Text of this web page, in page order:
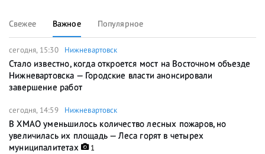
Свежее Важное Популярное
сегодня, 15:30 Нижневартовск
Стало известно, когда откроется мост на Восточном объезде
Нижневартовска — Городские власти анонсировали
завершение работ
сегодня, 14:59 Нижневартовск
В ХМАО уменьшилось количество лесных пожаров, но
увеличилась их площадь — Леса горят в четырех
муниципалитетах
1